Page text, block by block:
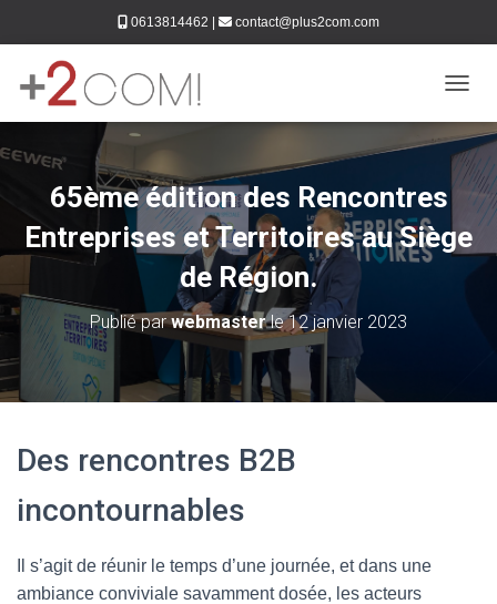
0613814462 contact@plus2com.com
65ème édition des Rencontres
Entreprises et Territoires au Siège
de Région.
Publié parwebmasterle12 janvier 2023
Des rencontres B2B
incontournables
Il s’agit de réunir le temps d’une journée, et dans une
ambiance conviviale savamment dosée, les acteurs